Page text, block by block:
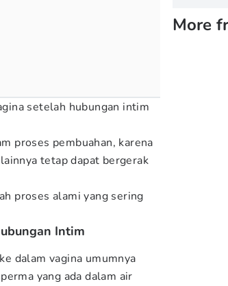
setelah hubungan intim
proses pembuahan, karena
tetap dapat bergerak
proses alami yang sering
Intim
dalam vagina umumnya
yang ada dalam air
More